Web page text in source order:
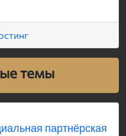
темы
партнёрская